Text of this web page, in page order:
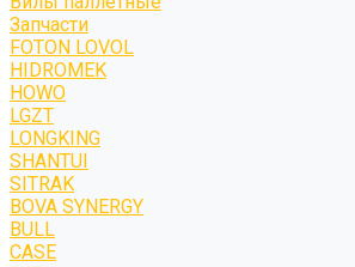
Запчасти
FOTON LOVOL
HIDROMEK
HOWO
LGZT
LONGKING
SHANTUI
SITRAK
BOVA SYNERGY
BULL
CASE